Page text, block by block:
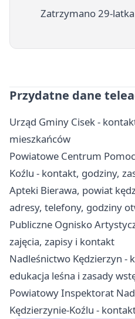
Zatrzymano 29-
Przydatne dane
Urząd Gminy Cisek -
mieszkańców
Powiatowe Centrum
Koźlu - kontakt, godziny,
Apteki Bierawa, powiat
adresy, telefony, godziny
Publiczne Ognisko
zajęcia, zapisy i kontakt
Nadleśnictwo Kędzierzyn -
edukacja leśna i zasady
Powiatowy Inspektorat
Kędzierzynie-Koźlu -